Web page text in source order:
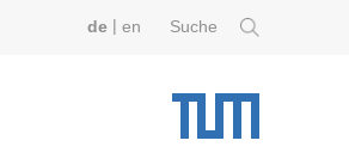
Suche
de en